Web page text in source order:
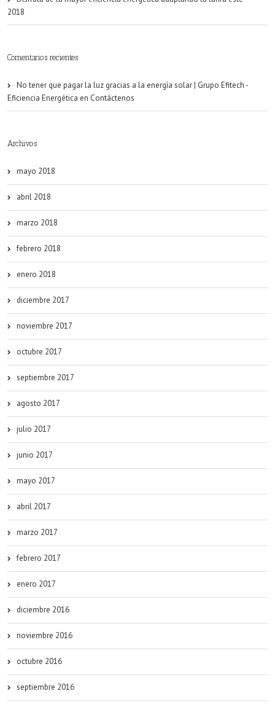
2018
Comentarios recientes
No tener que pagar la luz gracias a la energía solar | Grupo Efitech -
Eficiencia Energética en Contáctenos
Archivos
mayo 2018
abril 2018
marzo 2018
febrero 2018
enero 2018
diciembre 2017
noviembre 2017
octubre 2017
septiembre 2017
agosto 2017
julio 2017
junio 2017
mayo 2017
abril 2017
marzo 2017
febrero 2017
enero 2017
diciembre 2016
noviembre 2016
octubre 2016
septiembre 2016